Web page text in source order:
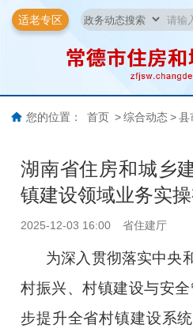
适老专区
您的位置： 首页 > 综合动态 > 县
湖南省住房和城乡
镇建设领域业务实
2025-12-03 16:00 省住建厅
为深入贯彻落实中央
村振兴、村镇建设与安
步提升全省村镇建设系